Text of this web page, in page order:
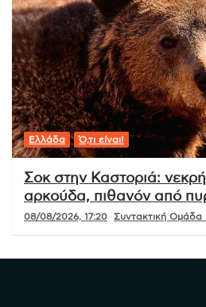
Ελλάδα Ό,τι είναι!
Σοκ στην Καστοριά:
αρκούδα, πιθανόν από
08/08/2026, 17:20 Συντακτική